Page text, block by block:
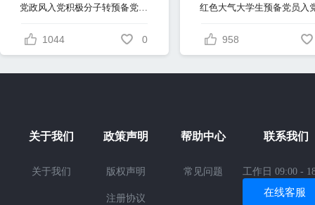
1044 0 958
关于我们
关于我们
政策声明
版权声明
注册协议
帮助中心
常见问题
联系我们
工作日 09:00 -
在线客服